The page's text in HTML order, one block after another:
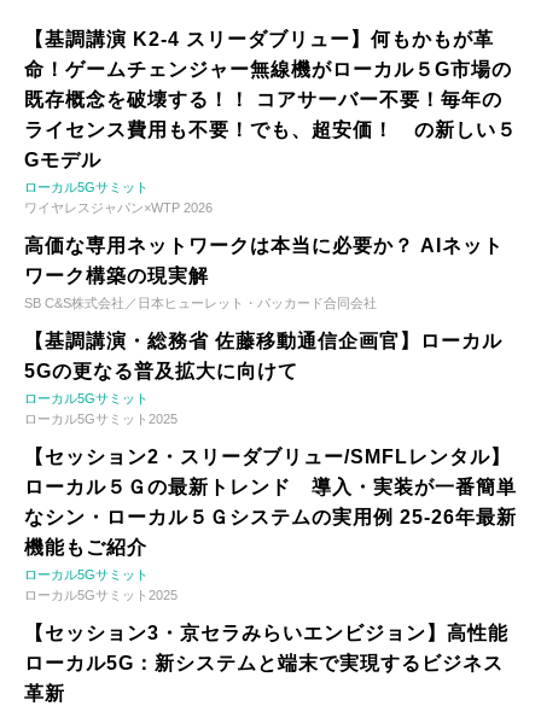
【基調講演 K2-4 スリーダブリュー】何もかもが革
命！ゲームチェンジャー無線機がローカル５G市場の
既存概念を破壊する！！ コアサーバー不要！毎年の
ライセンス費用も不要！でも、超安価！ の新しい５
Gモデル
ローカル5Gサミット
ワイヤレスジャパン×WTP 2026
高価な専用ネットワークは本当に必要か？ AIネット
ワーク構築の現実解
SB C&S株式会社／日本ヒューレット・パッカード合同会社
【基調講演・総務省 佐藤移動通信企画官】ローカル
5Gの更なる普及拡大に向けて
ローカル5Gサミット
ローカル5Gサミット2025
【セッション2・スリーダブリュー/SMFLレンタル】
ローカル５Ｇの最新トレンド 導入・実装が一番簡単
なシン・ローカル５Ｇシステムの実用例 25-26年最新
機能もご紹介
ローカル5Gサミット
ローカル5Gサミット2025
【セッション3・京セラみらいエンビジョン】高性能
ローカル5G：新システムと端末で実現するビジネス
革新